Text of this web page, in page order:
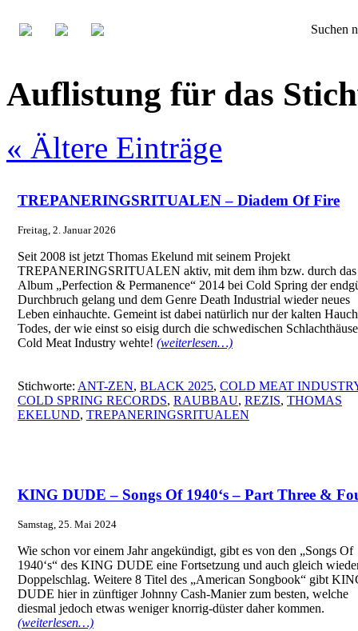
Suchen
Auflistung für das
« Ältere Einträge
TREPANERINGSRITUALEN – Diadem Of Fire
Freitag, 2. Januar 2026
Seit 2008 ist jetzt Thomas Ekelund mit seinem Projekt
TREPANERINGSRITUALEN aktiv, mit dem ihm bzw. durch das
Album „Perfection & Permanence“ 2014 bei Cold Spring der
Durchbruch gelang und dem Genre Death Industrial wieder neues
Leben einhauchte. Gemeint ist dabei natürlich nur der kalten
Todes, der wie einst so eisig durch die schwedischen
Cold Meat Industry wehte! (weiterlesen…)
Stichworte: ANT-ZEN, BLACK 2025, COLD MEAT
COLD SPRING RECORDS, RAUBBAU, REZIS, THOMAS
EKELUND, TREPANERINGSRITUALEN
KING DUDE – Songs Of 1940‘s – Part Three &
Samstag, 25. Mai 2024
Wie schon vor einem Jahr angekündigt, gibt es von den „Songs Of
1940‘s“ des KING DUDE eine Fortsetzung und auch gleich
Doppelschlag. Weitere 8 Titel des „American Songbook“ gibt
DUDE hier in zünftiger Johnny Cash-Manier zum besten, welche
diesmal jedoch etwas weniger knorrig-düster daher kommen.
(weiterlesen…)